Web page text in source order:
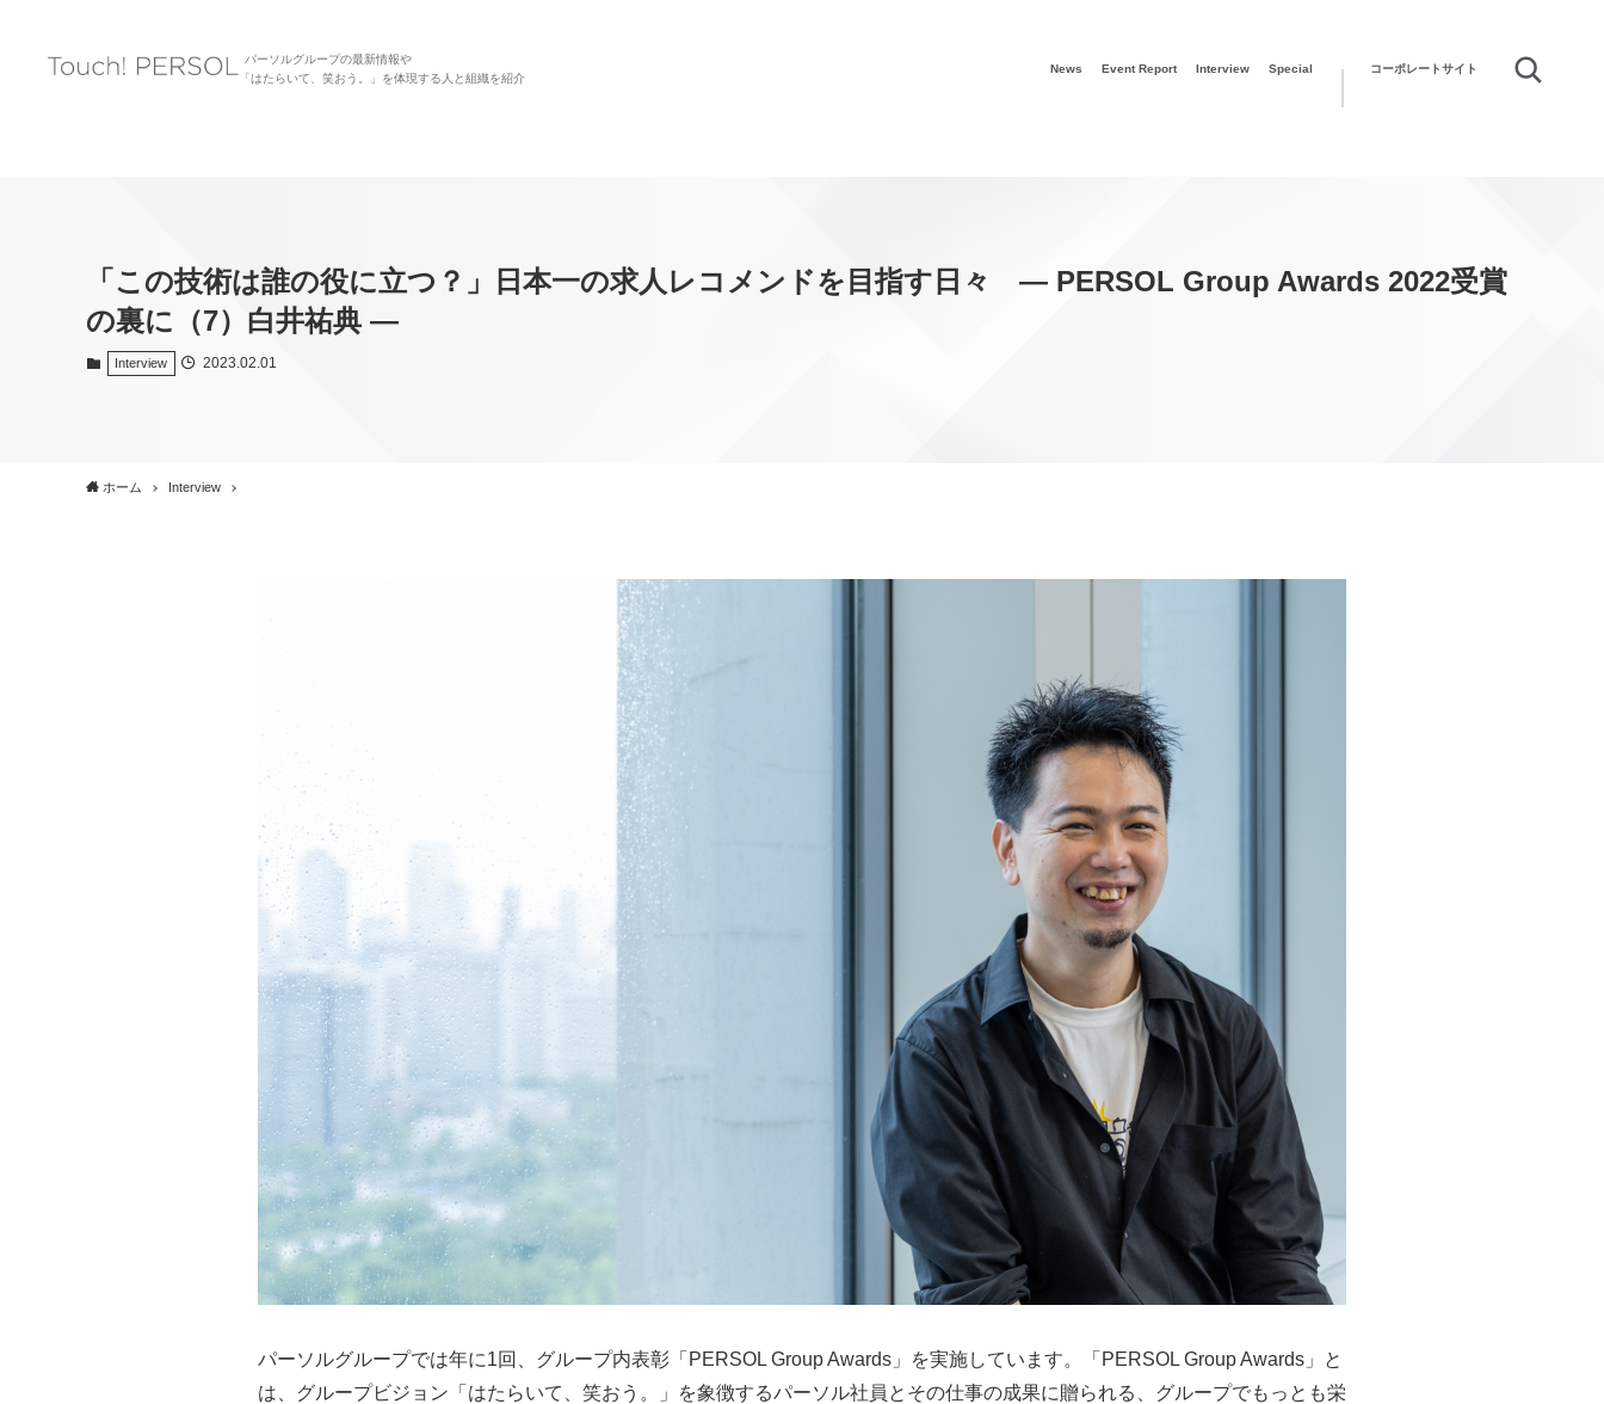
パーソルグループの最新情報や
「はたらいて、笑おう。」を体現する人と組織を紹介
News Event Report Interview Special コーポレートサイト
「この技術は誰の役に立つ？」日本一の求人レコメンドを目指す日々 ― PERSOL Group Awards 2022受賞
の裏に（7）白井祐典 ―
Interview 2023.02.01
ホーム Interview
パーソルグループでは年に1回、グループ内表彰「PERSOL Group Awards」を実施しています。「PERSOL Group Awards」と
は、グループビジョン「はたらいて、笑おう。」を象徴するパーソル社員とその仕事の成果に贈られる、グループでもっとも栄